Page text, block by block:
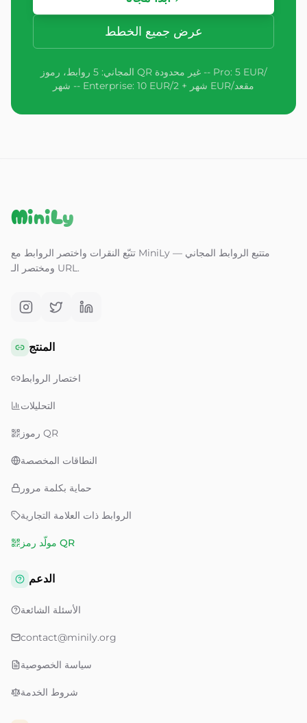
عرض جميع الخطط
المجاني: 5 روابط، رموز QR غير محدودة -- Pro: 5 EUR/
شهر -- Enterprise: 10 EUR/شهر + 2 EUR/مقعد
MiniLy
تتبّع النقرات واختصر الروابط مع MiniLy — متتبع الروابط المجاني
ومختصر الـ URL.
المنتج
اختصار الروابط
التحليلات
رموز QR
النطاقات المخصصة
حماية بكلمة مرور
الروابط ذات العلامة التجارية
مولّد رمز QR
الدعم
الأسئلة الشائعة
contact@minily.org
سياسة الخصوصية
شروط الخدمة